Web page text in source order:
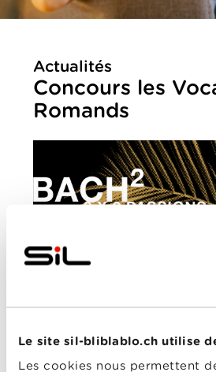
Le site sil-bliblablo.ch utilise
Les cookies nous permettent
Actualités
Concours les
Romands
LUNDI, 7 MARS 2016